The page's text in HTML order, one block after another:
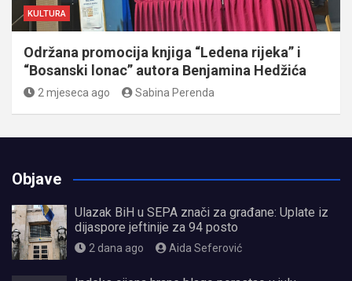
KULTURA
Održana promocija knjiga “Ledena rijeka” i
“Bosanski lonac” autora Benjamina Hedžića
2 mjeseca ago Sabina Perenda
Objave
Ulazak BiH u SEPA znači za građane: Uplate iz
dijaspore jeftinije za 94 posto
2 dana ago Aida Seferović